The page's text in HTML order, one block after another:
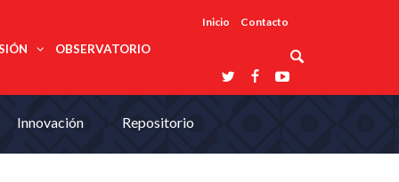
Inicio Contacto
Asociaciones
profesionales
Grupos de
Reconoce
OBSERVATORIO
Innovación Repositorio